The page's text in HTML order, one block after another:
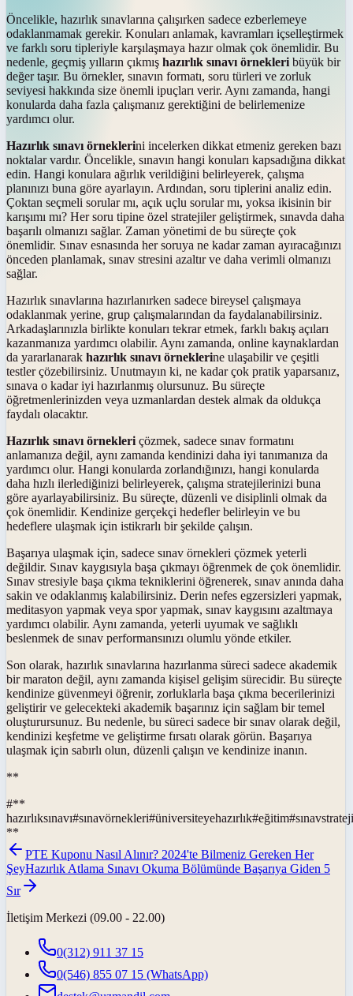
Öncelikle, hazırlık sınavlarına çalışırken sadece ezberlemeye
odaklanmamak gerekir. Konuları anlamak, kavramları içselleştirmek
ve farklı soru tipleriyle karşılaşmaya hazır olmak çok önemlidir. Bu
nedenle, geçmiş yılların çıkmış hazırlık sınavı örnekleri büyük bir
değer taşır. Bu örnekler, sınavın formatı, soru türleri ve zorluk
seviyesi hakkında size önemli ipuçları verir. Aynı zamanda, hangi
konularda daha fazla çalışmanız gerektiğini de belirlemenize
yardımcı olur.
Hazırlık sınavı örneklerini incelerken dikkat etmeniz gereken bazı
noktalar vardır. Öncelikle, sınavın hangi konuları kapsadığına dikkat
edin. Hangi konulara ağırlık verildiğini belirleyerek, çalışma
planınızı buna göre ayarlayın. Ardından, soru tiplerini analiz edin.
Çoktan seçmeli sorular mı, açık uçlu sorular mı, yoksa ikisinin bir
karışımı mı? Her soru tipine özel stratejiler geliştirmek, sınavda daha
başarılı olmanızı sağlar. Zaman yönetimi de bu süreçte çok
önemlidir. Sınav esnasında her soruya ne kadar zaman ayıracağınızı
önceden planlamak, sınav stresini azaltır ve daha verimli olmanızı
sağlar.
Hazırlık sınavlarına hazırlanırken sadece bireysel çalışmaya
odaklanmak yerine, grup çalışmalarından da faydalanabilirsiniz.
Arkadaşlarınızla birlikte konuları tekrar etmek, farklı bakış açıları
kazanmanıza yardımcı olabilir. Aynı zamanda, online kaynaklardan
da yararlanarak hazırlık sınavı örneklerine ulaşabilir ve çeşitli
testler çözebilirsiniz. Unutmayın ki, ne kadar çok pratik yaparsanız,
sınava o kadar iyi hazırlanmış olursunuz. Bu süreçte
öğretmenlerinizden veya uzmanlardan destek almak da oldukça
faydalı olacaktır.
Hazırlık sınavı örnekleri çözmek, sadece sınav formatını
anlamanıza değil, aynı zamanda kendinizi daha iyi tanımanıza da
yardımcı olur. Hangi konularda zorlandığınızı, hangi konularda
daha hızlı ilerlediğinizi belirleyerek, çalışma stratejilerinizi buna
göre ayarlayabilirsiniz. Bu süreçte, düzenli ve disiplinli olmak da
çok önemlidir. Kendinize gerçekçi hedefler belirleyin ve bu
hedeflere ulaşmak için istikrarlı bir şekilde çalışın.
Başarıya ulaşmak için, sadece sınav örnekleri çözmek yeterli
değildir. Sınav kaygısıyla başa çıkmayı öğrenmek de çok önemlidir.
Sınav stresiyle başa çıkma tekniklerini öğrenerek, sınav anında daha
sakin ve odaklanmış kalabilirsiniz. Derin nefes egzersizleri yapmak,
meditasyon yapmak veya spor yapmak, sınav kaygısını azaltmaya
yardımcı olabilir. Aynı zamanda, yeterli uyumak ve sağlıklı
beslenmek de sınav performansınızı olumlu yönde etkiler.
Son olarak, hazırlık sınavlarına hazırlanma süreci sadece akademik
bir maraton değil, aynı zamanda kişisel gelişim sürecidir. Bu süreçte
kendinize güvenmeyi öğrenir, zorluklarla başa çıkma becerilerinizi
geliştirir ve gelecekteki akademik başarınız için sağlam bir temel
oluşturursunuz. Bu nedenle, bu süreci sadece bir sınav olarak değil,
kendinizi keşfetme ve geliştirme fırsatı olarak görün. Başarıya
ulaşmak için sabırlı olun, düzenli çalışın ve kendinize inanın.
**
#**
hazırlıksınavı#sınavörnekleri#üniversiteyehazırlık#eğitim#
**
PTE Kuponu Nasıl Alınır? 2024'te Bilmeniz Gereken Her
ŞeyHazırlık Atlama Sınavı Okuma Bölümünde Başarıya Giden 5
Sır
İletişim Merkezi (09.00 - 22.00)
0(312) 911 37 15
0(546) 855 07 15 (WhatsApp)